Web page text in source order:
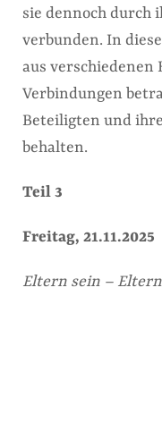
sie dennoch
verbunden. In
aus verschiedenen
Verbindungen
Beteiligten und
behalten.
Teil 3
Freitag, 21.11.2025
Eltern sein –